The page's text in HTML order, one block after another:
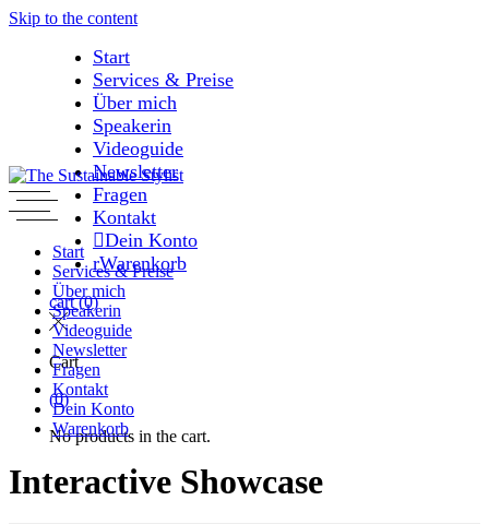
Skip to the content
Start
Services & Preise
Über mich
Speakerin
Videoguide
Newsletter
Fragen
Kontakt
Dein Konto
Warenkorb
cart (0)
Cart
(0)
No products in the cart.
Start
Services & Preise
Über mich
Speakerin
Videoguide
Newsletter
Fragen
Kontakt
Dein Konto
Warenkorb
Interactive Showcase